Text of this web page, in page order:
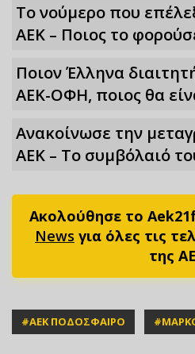
Το νούμερο που
ΑΕΚ – Ποιος το
Ποιον Έλληνα
ΑΕΚ-ΟΦΗ, ποιος θα
Ανακοίνωσε την
ΑΕΚ – Το συμβόλαιό
Ακολούθησε το
News για όλες τις
της
#ΑΕΚ ΠΟΔΟΣΦΑΙΡΟ #